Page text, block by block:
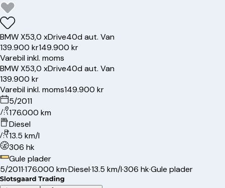
BMWX53,0 xDrive40d aut. Van
139.900 kr149.900 kr
Varebil inkl. moms
BMWX53,0 xDrive40d aut. Van
139.900 kr
Varebil inkl. moms149.900 kr
5/2011
176.000 km
Diesel
13.5 km/l
306 hk
Gule plader
5/2011·176.000 km·Diesel·13.5 km/l·306 hk·Gule plader